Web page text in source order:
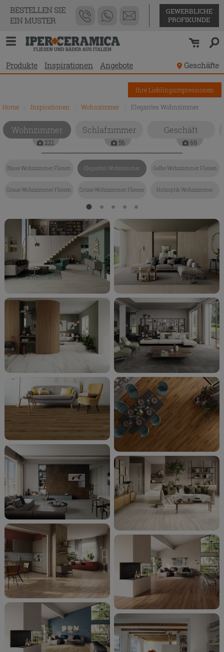
BESTELLEN SIE
EIN MUSTER
GEWERBLICHE
PROFIKUNDE
Produkte Inspirationen Angebote Geschäfte
Home Inspirationen Wohnzimmer Elegantes Wohnzimmer
Ihre Lieblingsimpressionen
Wohnzimmer
221
Schlafzimmer
56
Geschäft
69
Blaue Wohnzimmer Fliesen Elegantes Wohnzimmer Gelbe Wohnzimmer Fliesen
Graue Wohnzimmer Fliesen Grüne Wohnzimmer Fliesen Holzoptik Wohnzimmer